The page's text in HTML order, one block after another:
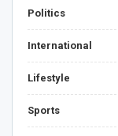
Politics
International
Lifestyle
Sports